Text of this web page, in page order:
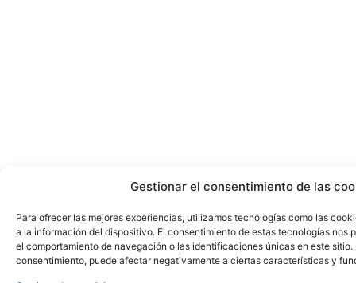
Gestionar el consentimiento de las
Para ofrecer las mejores experiencias, utilizamos tecnologías como las
a la información del dispositivo. El consentimiento de estas tecnologías nos
el comportamiento de navegación o las identificaciones únicas en este
consentimiento, puede afectar negativamente a ciertas características y